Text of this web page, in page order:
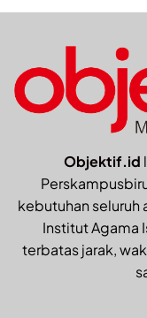
Objektif.id
kebutuhan seluruh
Institut Agama
terbatas jarak,